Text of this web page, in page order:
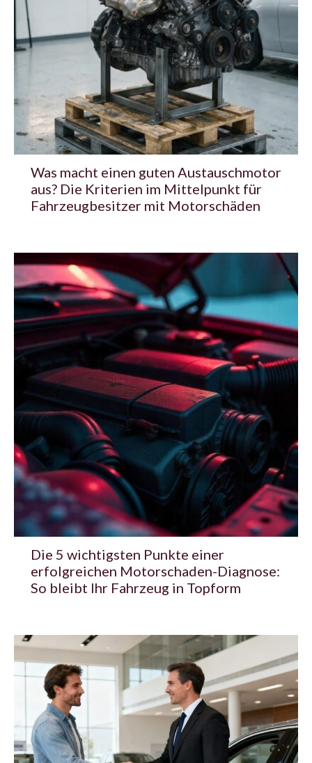
Was macht einen guten Austauschmotor
aus? Die Kriterien im Mittelpunkt für
Fahrzeugbesitzer mit Motorschäden
Die 5 wichtigsten Punkte einer
erfolgreichen Motorschaden-Diagnose:
So bleibt Ihr Fahrzeug in Topform